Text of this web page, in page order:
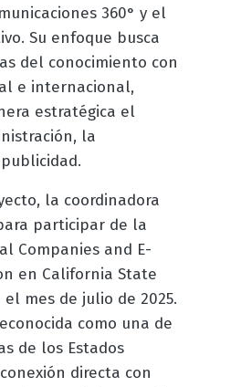
360° y el
Su enfoque busca
del conocimiento con
e internacional,
estratégica el
la
la coordinadora
participar de la
Companies and E-
en California State
mes de julio de 2025.
como una de
de los Estados
directa con